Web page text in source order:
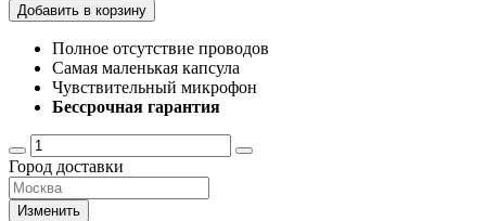
Добавить в корзину
Полное отсутствие проводов
Самая маленькая капсула
Чувствительный микрофон
Бессрочная гарантия
Город доставки
Изменить